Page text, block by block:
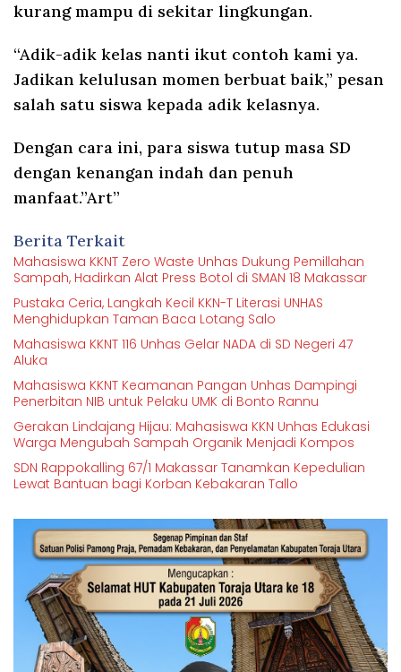
kurang mampu di sekitar lingkungan.
“Adik-adik kelas nanti ikut contoh kami ya.
Jadikan kelulusan momen berbuat baik,” pesan
salah satu siswa kepada adik kelasnya.
Dengan cara ini, para siswa tutup masa SD
dengan kenangan indah dan penuh
manfaat.”Art”
Berita Terkait
Mahasiswa KKNT Zero Waste Unhas Dukung Pemillahan
Sampah, Hadirkan Alat Press Botol di SMAN 18 Makassar
Pustaka Ceria, Langkah Kecil KKN-T Literasi UNHAS
Menghidupkan Taman Baca Lotang Salo
Mahasiswa KKNT 116 Unhas Gelar NADA di SD Negeri 47
Aluka
Mahasiswa KKNT Keamanan Pangan Unhas Dampingi
Penerbitan NIB untuk Pelaku UMK di Bonto Rannu
Gerakan Lindajang Hijau: Mahasiswa KKN Unhas Edukasi
Warga Mengubah Sampah Organik Menjadi Kompos
SDN Rappokalling 67/1 Makassar Tanamkan Kepedulian
Lewat Bantuan bagi Korban Kebakaran Tallo